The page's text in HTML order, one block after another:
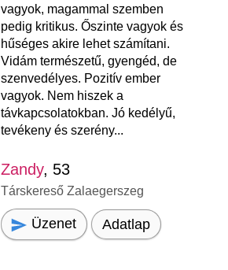
vagyok, magammal szemben
pedig kritikus. Őszinte vagyok és
hűséges akire lehet számítani.
Vidám természetű, gyengéd, de
szenvedélyes. Pozitív ember
vagyok. Nem hiszek a
távkapcsolatokban. Jó kedélyű,
tevékeny és szerény...
Zandy, 53
Társkereső Zalaegerszeg
Üzenet Adatlap